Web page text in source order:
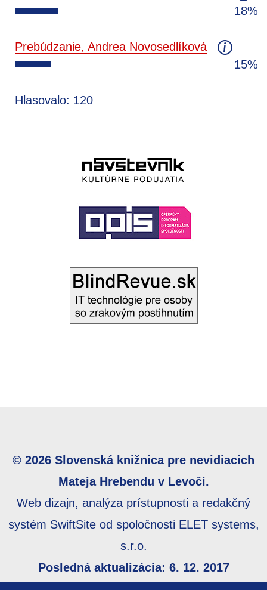
18%
Prebúdzanie, Andrea Novosedlíková
15%
Hlasovalo: 120
© 2026 Slovenská knižnica pre nevidiacich
Mateja Hrebendu v Levoči.
Web dizajn, analýza prístupnosti a redakčný
systém SwiftSite od spoločnosti ELET systems,
s.r.o.
Posledná aktualizácia: 6. 12. 2017